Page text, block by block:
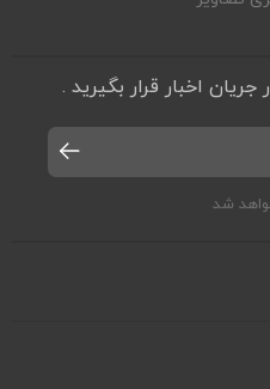
اخبار قرار بگیرید .
شد